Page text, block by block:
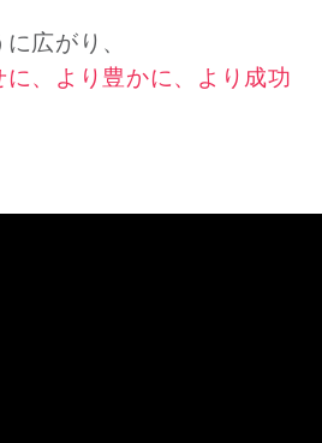
広がり、
、より豊かに、より成功